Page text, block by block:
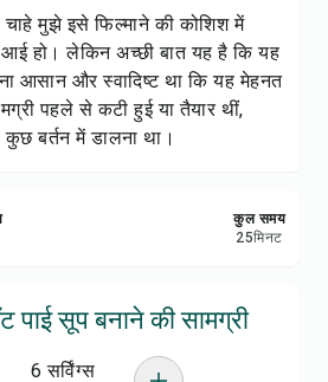
सेव करें
शेयर करें
रिपोर्ट करें
चाहे मुझे इसे फिल्माने की कोशिश में
आई हो। लेकिन अच्छी बात यह है कि यह
आसान और स्वादिष्ट था कि यह मेहनत
पहले से कटी हुई या तैयार थीं,
बर्तन में डालना था।
कुल समय
25मिनट
पाई सूप बनाने की सामग्री
6 सर्विंग्स